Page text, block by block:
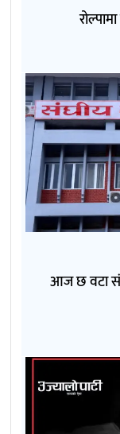
आज छ वटा